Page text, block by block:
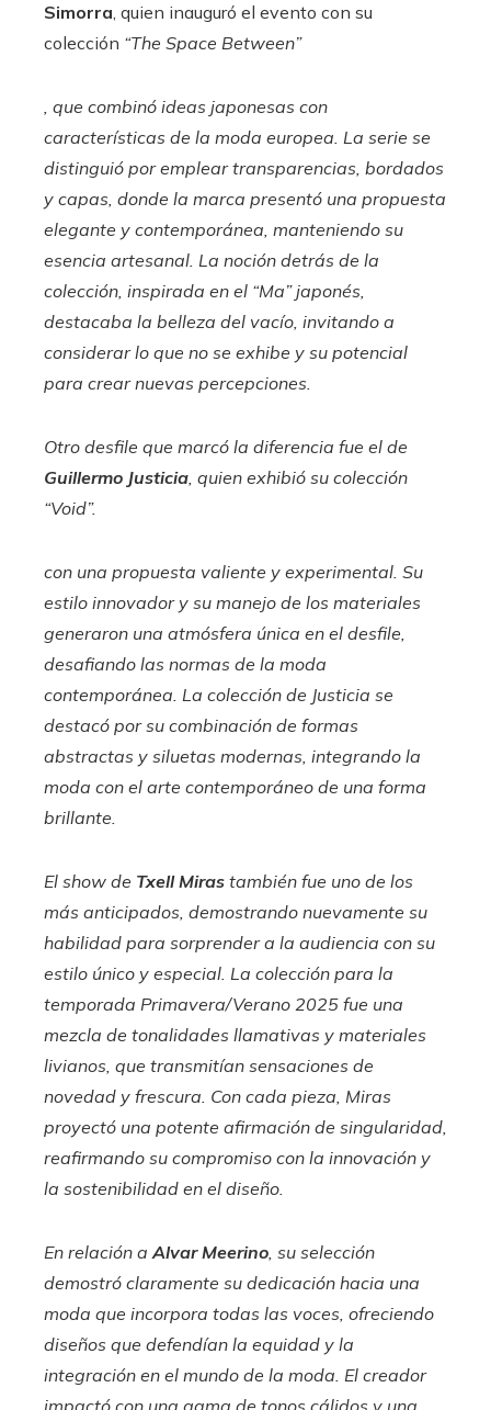
Simorra, quien inauguró el evento con su
colección “The Space Between”
, que combinó ideas japonesas con
características de la moda europea. La serie se
distinguió por emplear transparencias, bordados
y capas, donde la marca presentó una propuesta
elegante y contemporánea, manteniendo su
esencia artesanal. La noción detrás de la
colección, inspirada en el “Ma” japonés,
destacaba la belleza del vacío, invitando a
considerar lo que no se exhibe y su potencial
para crear nuevas percepciones.
Otro desfile que marcó la diferencia fue el de
Guillermo Justicia, quien exhibió su colección
“Void”.
con una propuesta valiente y experimental. Su
estilo innovador y su manejo de los materiales
generaron una atmósfera única en el desfile,
desafiando las normas de la moda
contemporánea. La colección de Justicia se
destacó por su combinación de formas
abstractas y siluetas modernas, integrando la
moda con el arte contemporáneo de una forma
brillante.
El show de Txell Miras también fue uno de los
más anticipados, demostrando nuevamente su
habilidad para sorprender a la audiencia con su
estilo único y especial. La colección para la
temporada Primavera/Verano 2025 fue una
mezcla de tonalidades llamativas y materiales
livianos, que transmitían sensaciones de
novedad y frescura. Con cada pieza, Miras
proyectó una potente afirmación de singularidad,
reafirmando su compromiso con la innovación y
la sostenibilidad en el diseño.
En relación aAlvar Meerino, su selección
demostró claramente su dedicación hacia una
moda que incorpora todas las voces, ofreciendo
diseños que defendían la equidad y la
integración en el mundo de la moda. El creador